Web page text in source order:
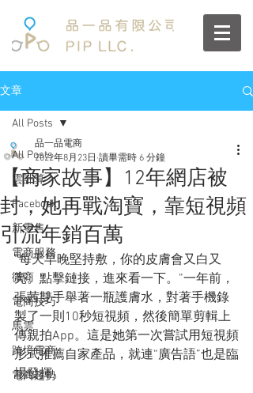
文章
All Posts
雲計算
Facebook
新零售
電商服務
微商
電商技巧
馬雲
跨境電商
電商趨勢
All Posts
【商家故事】12年網店被
封，她再戰淘寶，靠短視頻
引流年銷百萬
品一品電商
2022年8月23日 讀畢需時 6 分鐘
“每天早晚堅持敷，你的皮膚會又白又
亮。點擊鏈接，進來看一下。”一年前，
張茜雙手舉著一瓶護膚水，對著手機錄
製了一則10秒短視頻，然後簡單剪輯上
傳親拍App。這是她第一次嘗試用短視頻
形式推薦自家產品，就連“廣告語”也是臨
場發揮。